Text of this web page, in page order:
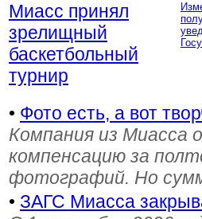
Миасс принял
зрелищный
баскетбольный
турнир
• Фото есть, а вот
Компания из Миасса
компенсацию за
фотографий. Но
• ЗАГС Миасса